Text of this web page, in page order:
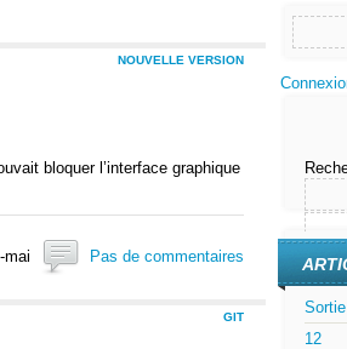
NOUVELLE VERSION
bloquer l’interface graphique
mai Pas de commentaires
GIT
12